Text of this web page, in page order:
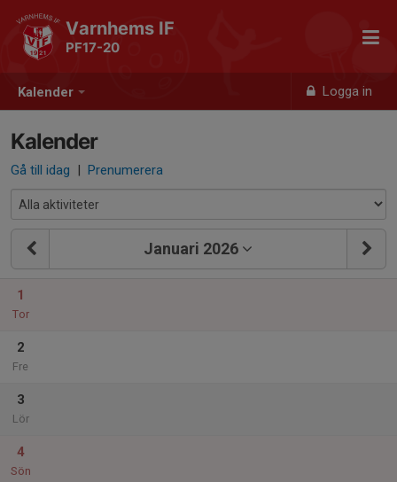
Kalender Logga in
Varnhems IF
PF17-20
Kalender
Gå till idag | Prenumerera
Januari 2026
1
Tor
2
Fre
3
Lör
4
Sön